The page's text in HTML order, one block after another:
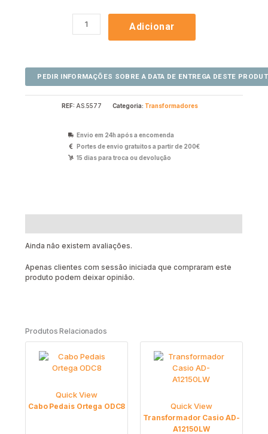
Adicionar
REF: AS.5577 Categoria: Transformadores
Envio em 24h após a encomenda
Portes de envio gratuitos a partir de 200€
15 dias para troca ou devolução
Ainda não existem avaliações.
Apenas clientes com sessão iniciada que compraram este
produto podem deixar opinião.
Produtos Relacionados
Quick View
Cabo Pedais Ortega ODC8 Quick View
Transformador Casio AD-
A12150LW